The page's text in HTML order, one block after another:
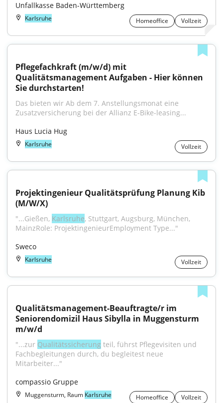
Unfallkasse Baden-Württemberg
Karlsruhe Homeoffice Vollzeit
Pflegefachkraft (m/w/d) mit
Qualitätsmanagement Aufgaben - Hier können
Sie durchstarten!
Das bieten wir Ab dem 7. Anstellungsmonat eine
Zusatzversicherung bei der Allianz E-Bike-leasing...
Haus Lucia Hug
Karlsruhe Vollzeit
Projektingenieur Qualitätsprüfung Planung Kib
(M/W/X)
"...Gießen, Karlsruhe, Stuttgart, Augsburg, München,
MainzRole: ProjektingenieurEmployment Type..."
Sweco
Karlsruhe Vollzeit
Qualitätsmanagement-Beauftragte/r im
Seniorendomizil Haus Sibylla in Muggensturm
m/w/d
"...zur Qualitätssicherung teil, führst Pflegevisiten und
Fachbegleitungen durch, du begleitest neue
Mitarbeiter..."
compassio Gruppe
Muggensturm, Raum Karlsruhe Homeoffice
Vollzeit